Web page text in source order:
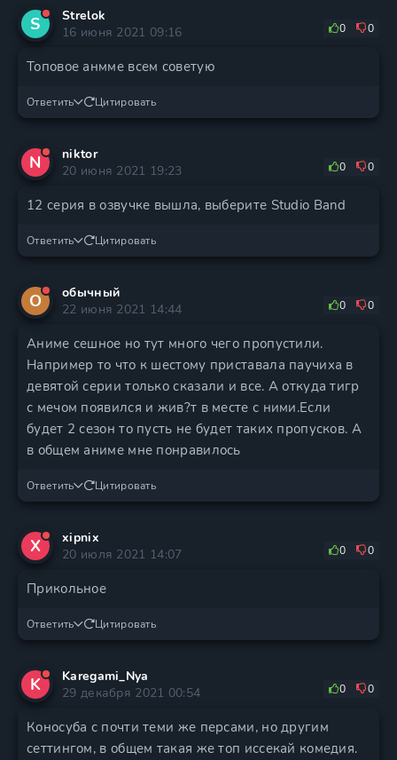
S
Strelok
16 июня 2021 09:16
0 0
Топовое анмме всем советую
Ответить Цитировать
N
niktor
20 июня 2021 19:23
0 0
12 серия в озвучке вышла, выберите Studio Band
Ответить Цитировать
О
обычный
22 июня 2021 14:44
0 0
Аниме сешное но тут много чего пропустили.
Например то что к шестому приставала паучиха в
девятой серии только сказали и все. А откуда тигр
с мечом появился и жив?т в месте с ними.Если
будет 2 сезон то пусть не будет таких пропусков. А
в общем аниме мне понравилось
Ответить Цитировать
X
xipnix
20 июля 2021 14:07
0 0
Прикольное
Ответить Цитировать
K
Karegami_Nya
29 декабря 2021 00:54
0 0
Коносуба с почти теми же персами, но другим
сеттингом, в общем такая же топ иссекай комедия.